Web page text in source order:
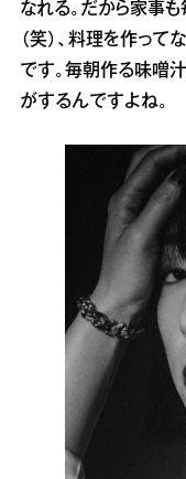
なれる。だから家事
（笑）、料理を作っ
です。毎朝作る味噌
がするんですよね。